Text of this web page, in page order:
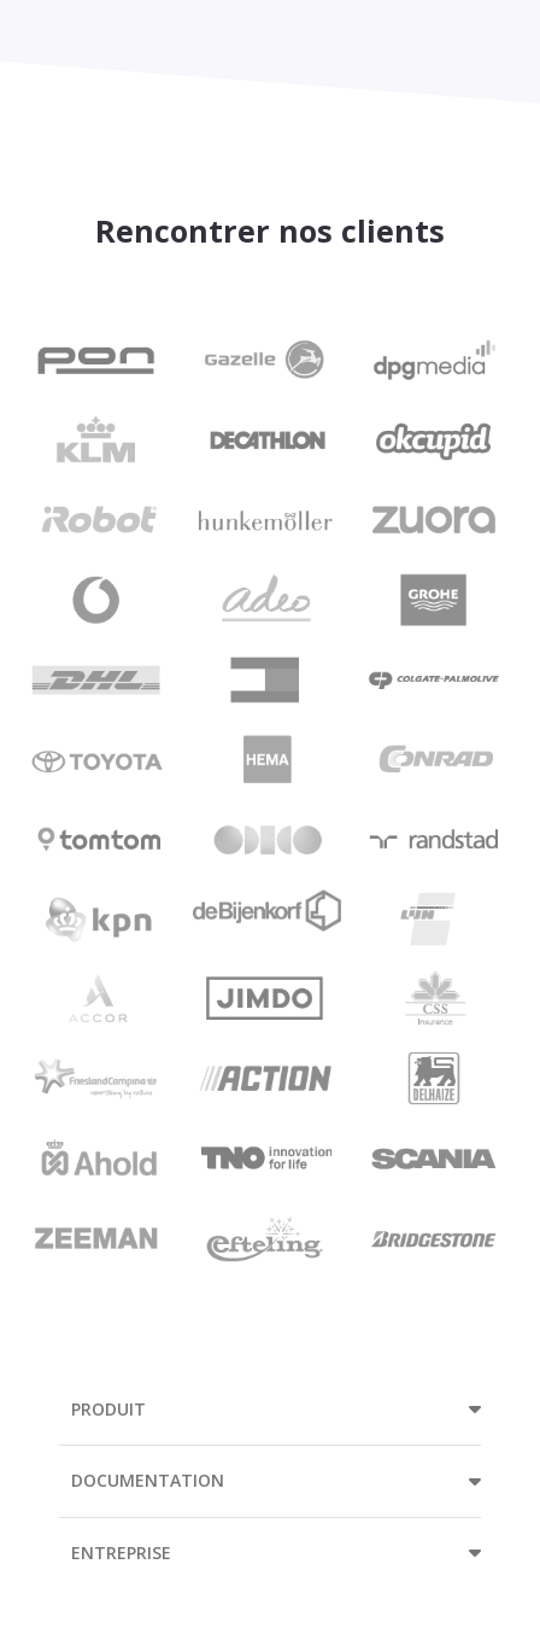
Rencontrer nos clients
PRODUIT
DOCUMENTATION
ENTREPRISE